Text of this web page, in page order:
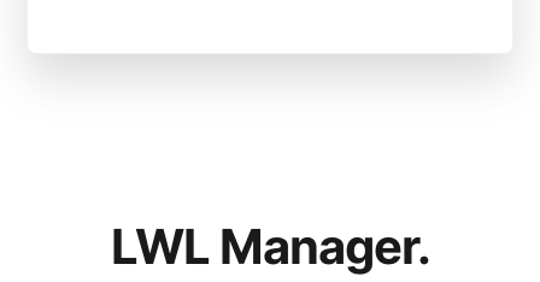
LWL Manager.